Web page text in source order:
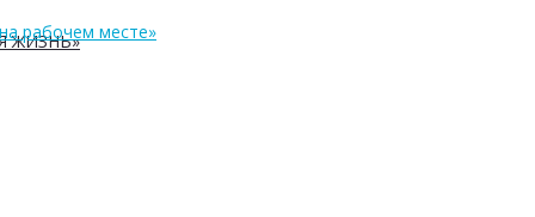
ЖИЗНЬ»
рабочем месте»